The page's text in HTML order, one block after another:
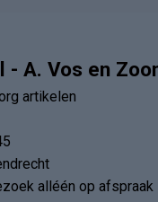
A. Vos en
artikelen
alléén op afspraak